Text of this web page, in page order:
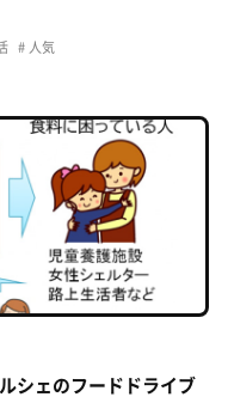
人気
シェのフードドライブ